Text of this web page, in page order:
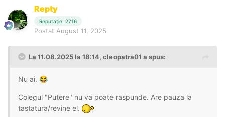
Repty
Reputație: 2716
Postat August 11, 2025
La 11.08.2025 la 18:14, cleopatra01 a spus:
Nu ai. 😂
Colegul "Putere" nu va poate raspunde. Are pauza la
tastatura/revine el.